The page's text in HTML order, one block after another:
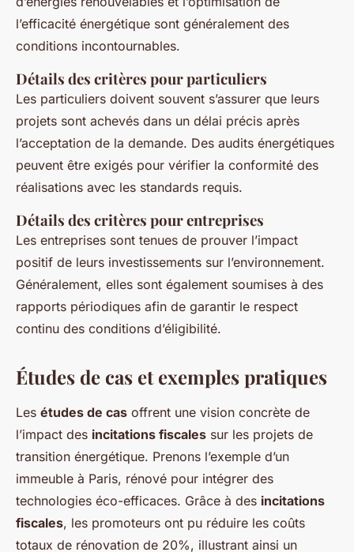
l’efficacité énergétique sont généralement des
conditions incontournables.
Détails des critères pour particuliers
Les particuliers doivent souvent s’assurer que leurs
projets sont achevés dans un délai précis après
l’acceptation de la demande. Des audits énergétiques
peuvent être exigés pour vérifier la conformité des
réalisations avec les standards requis.
Détails des critères pour entreprises
Les entreprises sont tenues de prouver l’impact
positif de leurs investissements sur l’environnement.
Généralement, elles sont également soumises à des
rapports périodiques afin de garantir le respect
continu des conditions d’éligibilité.
Études de cas et exemples pratiques
Les études de cas offrent une vision concrète de
l’impact des incitations fiscales sur les projets de
transition énergétique. Prenons l’exemple d’un
immeuble à Paris, rénové pour intégrer des
technologies éco-efficaces. Grâce à des incitations
fiscales, les promoteurs ont pu réduire les coûts
totaux de rénovation de 20%, illustrant ainsi un